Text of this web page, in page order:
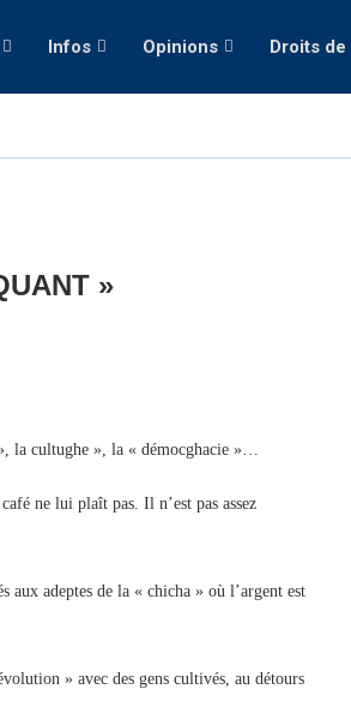
Infos Opinions Droits de
»
la cultughe », la « démocghacie »…
ne lui plaît pas. Il n’est pas assez
aux adeptes de la « chicha » où l’argent est
» avec des gens cultivés, au détours